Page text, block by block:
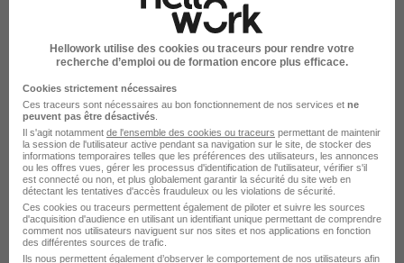
Bridgestone recrutement
Industrie / Automobile
Découvrir 1 job
Hellowork utilise des cookies ou traceurs pour rendre votre
recherche d’emploi ou de formation encore plus efficace.
Cookies strictement nécessaires
Ces traceurs sont nécessaires au bon fonctionnement de nos services et ne
peuvent pas être désactivés
Il s'agit notamment de l'ensemble des cookies ou traceurs permettant de maintenir
la session de l'utilisateur active pendant sa navigation sur le site, de stocker des
informations temporaires telles que les préférences des utilisateurs, les annonces
ou les offres vues, gérer les processus d'identification de l'utilisateur, vérifier s'il
est connecté ou non, et plus globalement garantir la sécurité du site web en
détectant les tentatives d'accès frauduleux ou les violations de sécurité.
Ces cookies ou traceurs permettent également de piloter et suivre les sources
d'acquisition d'audience en utilisant un identifiant unique permettant de comprendre
comment nos utilisateurs naviguent sur nos sites et nos applications en fonction
des différentes sources de trafic.
Ils nous permettent également d’observer le comportement de nos utilisateurs afin